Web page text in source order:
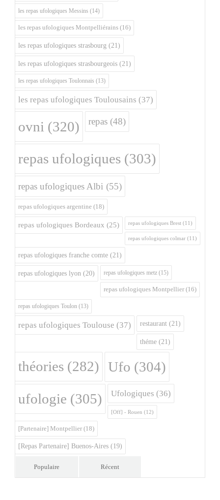
les repas ufologiques Messins (14)
les repas ufologiques Montpelliérains (16)
les repas ufologiques strasbourg (21)
les repas ufologiques strasbourgeois (21)
les repas ufologiques Toulonnais (13)
les repas ufologiques Toulousains (37)
ovni (320) repas (48)
repas ufologiques (303)
repas ufologiques Albi (55)
repas ufologiques argentine (18)
repas ufologiques Bordeaux (25) repas ufologiques Brest (11)
repas ufologiques colmar (11)
repas ufologiques franche comte (21)
repas ufologiques lyon (20) repas ufologiques metz (15)
repas ufologiques Montpellier (16)
repas ufologiques Toulon (13)
repas ufologiques Toulouse (37) restaurant (21)
théme (21)
théories (282) Ufo (304)
ufologie (305) Ufologiques (36)
[Off] - Rouen (12)
[Partenaire] Montpellier (18)
[Repas Partenaire] Buenos-Aires (19)
Populaire Récent